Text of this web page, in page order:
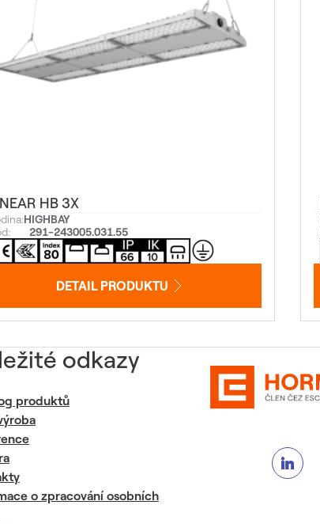
HB 3X
HIGHBAY
291-243005.031.55
DETAIL PRODUKTU
odkazy
produktů
o zpracování osobních